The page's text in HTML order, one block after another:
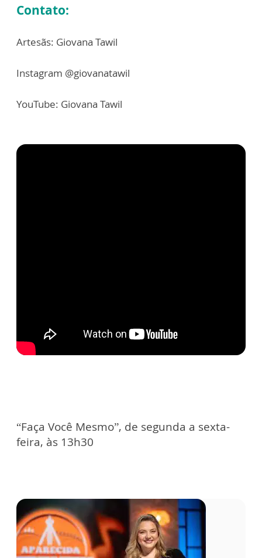
Contato:
Artesãs: Giovana Tawil
Instagram @giovanatawil
YouTube: Giovana Tawil
“Faça Você Mesmo”, de segunda a sexta-
feira, às 13h30